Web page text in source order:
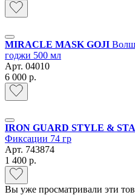
MIRACLE MASK GOJI
годжи 500 мл
Арт. 04010
6 000 р.
IRON GUARD STYLE &
Фиксации 74 гр
Арт. 743874
1 400 р.
Вы уже просматривали эти